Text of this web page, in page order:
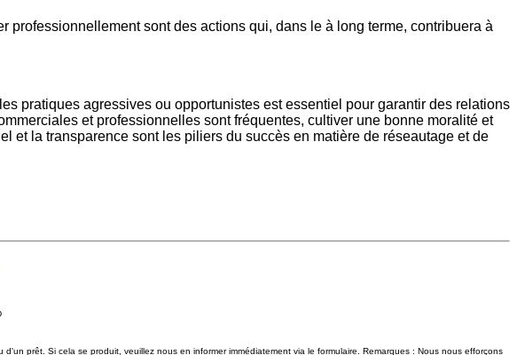
sont des actions qui, dans le à long terme, contribuera à
pratiques agressives ou opportunistes est essentiel pour garantir des relations
et professionnelles sont fréquentes, cultiver une bonne moralité et
et la transparence sont les piliers du succès en matière de réseautage et de
prêt. Si cela se produit, veuillez nous en informer immédiatement via le formulaire. Remarques : Nous nous efforçons